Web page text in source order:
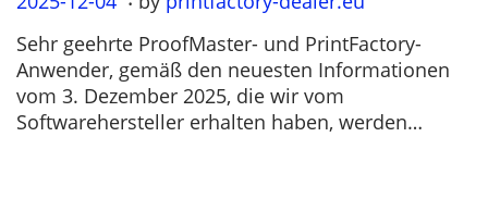
g
t
i
o
n
e
t
s
t
e
d
2
5
-
1
Sehr geehrte ProofMaster- und PrintFactory-
Anwender, gemäß den neuesten Informationen
vom 3. Dezember 2025, die wir vom
Softwarehersteller erhalten haben, werden…